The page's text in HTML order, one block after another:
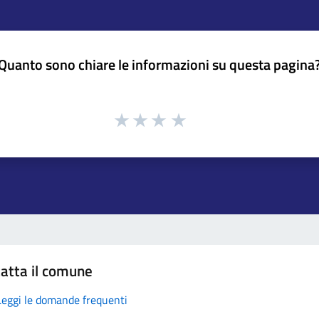
sono chiare le informazioni su questa
il comune
le domande frequenti